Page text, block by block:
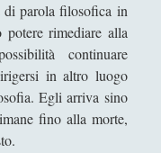
parola filosofica in
rimediare alla
continuare
in altro luogo
Egli arriva sino
fino alla morte,